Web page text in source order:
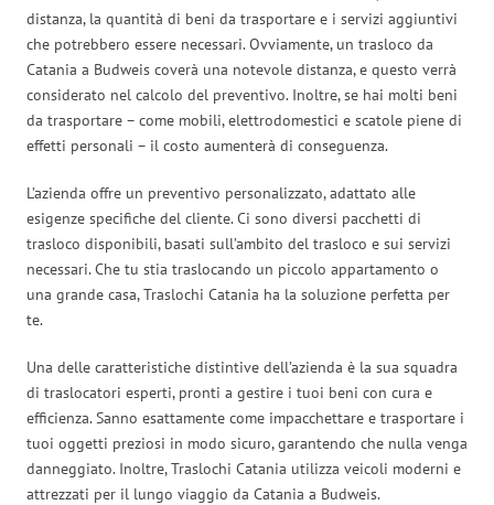
distanza, la quantità di beni da trasportare e i servizi aggiuntivi
che potrebbero essere necessari. Ovviamente, un trasloco da
Catania a Budweis coverà una notevole distanza, e questo verrà
considerato nel calcolo del preventivo. Inoltre, se hai molti beni
da trasportare – come mobili, elettrodomestici e scatole piene di
effetti personali – il costo aumenterà di conseguenza.
L’azienda offre un preventivo personalizzato, adattato alle
esigenze specifiche del cliente. Ci sono diversi pacchetti di
trasloco disponibili, basati sull’ambito del trasloco e sui servizi
necessari. Che tu stia traslocando un piccolo appartamento o
una grande casa, Traslochi Catania ha la soluzione perfetta per
te.
Una delle caratteristiche distintive dell’azienda è la sua squadra
di traslocatori esperti, pronti a gestire i tuoi beni con cura e
efficienza. Sanno esattamente come impacchettare e trasportare i
tuoi oggetti preziosi in modo sicuro, garantendo che nulla venga
danneggiato. Inoltre, Traslochi Catania utilizza veicoli moderni e
attrezzati per il lungo viaggio da Catania a Budweis.